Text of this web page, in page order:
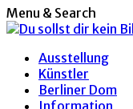
Menu & Search
Ausstellung
Künstler
Berliner Dom